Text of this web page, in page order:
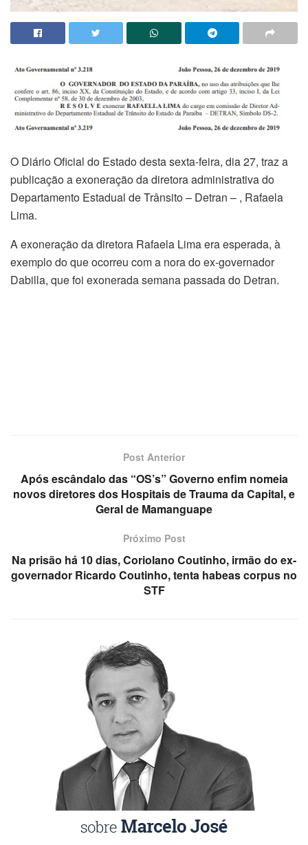
O Diário Oficial do Estado desta sexta-feira, dia 27, traz a
publicação a exoneração da diretora administrativa do
Departamento Estadual de Trânsito – Detran – , Rafaela
Lima.
A exoneração da diretora Rafaela Lima era esperada, à
exemplo do que ocorreu com a nora do ex-governador
Dabilla, que foi exonerada semana passada do Detran.
Post Anterior
Após escândalo das “OS’s” Governo enfim nomeia
novos diretores dos Hospitais de Trauma da Capital, e
Geral de Mamanguape
Próximo Post
Na prisão há 10 dias, Coriolano Coutinho, irmão do ex-
governador Ricardo Coutinho, tenta habeas corpus no
STF